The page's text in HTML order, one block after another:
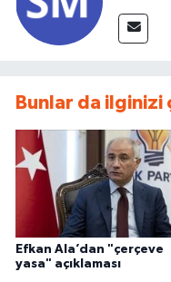
Bunlar da ilginizi
Efkan Ala’dan "çerçeve
yasa" açıklaması